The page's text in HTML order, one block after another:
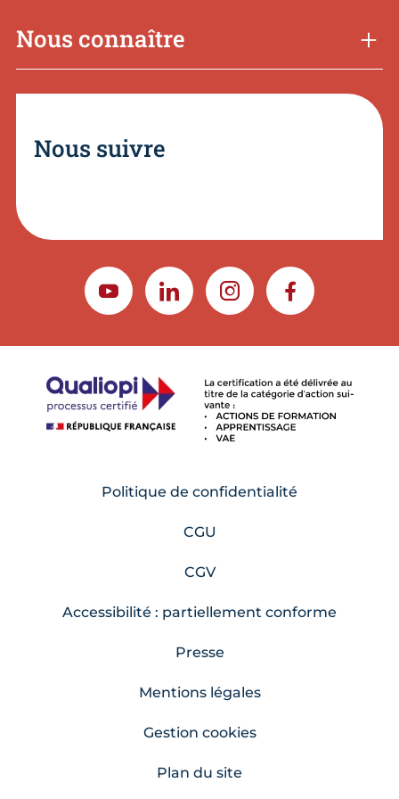
Nous connaître
Nous suivre
YOUTUBELINKEDININSTAGRAMFACEBOOK
Politique de confidentialité
CGU
CGV
Accessibilité : partiellement conforme
Presse
Mentions légales
Gestion cookies
Plan du site